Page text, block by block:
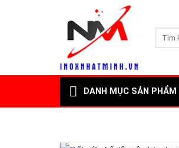
Tìm
DANH MỤC SẢN PHẨM